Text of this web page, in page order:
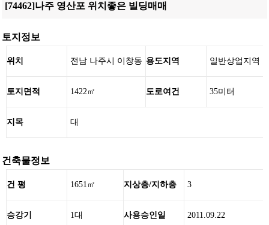
[74462]나주 영산포 위치좋은 빌딩매매
토지정보
위치 전남 나주시 이창동 용도지역 일반상업지역
토지면적 1422㎡ 도로여건 35미터
지목 대
건축물정보
건 평 1651㎡ 지상층/지하층 3
승강기 1대 사용승인일 2011.09.22